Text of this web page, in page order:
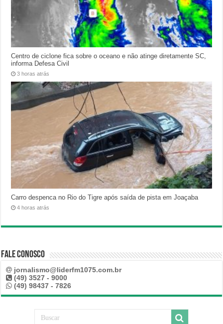
Centro de ciclone fica sobre o oceano e não atinge diretamente SC,
informa Defesa Civil
3 horas atrás
Carro despenca no Rio do Tigre após saída de pista em Joaçaba
4 horas atrás
Fale Conosco
jornalismo@liderfm1075.com.br
(49) 3527 - 9000
(49) 98437 - 7826